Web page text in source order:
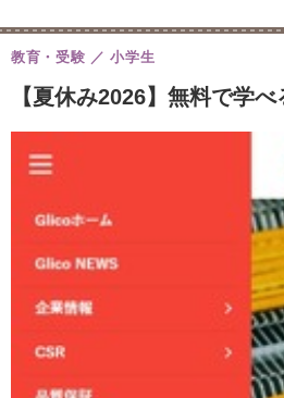
【夏休み2026】無料で学
教育・受験 小学生